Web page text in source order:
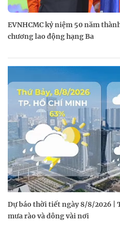
EVNHCMC kỷ niệm 50 năm
chương lao động hạng Ba
Dự báo thời tiết ngày 8/8/2026 |
mưa rào và dông vài nơi